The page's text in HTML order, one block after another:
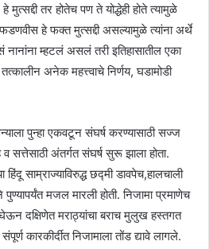
तर होतेच पण ते योद्धेही होते त्यामुळे
हे फक्त मुत्सद्दी असल्यामुळे त्यांना अर्थे
म्हटलं असलं तरी इतिहासातील एका
तत्कालीन अनेक महत्त्वाचे निर्णय, घडामोडी
पुन्हा एकवटून संघर्ष करण्यासाठी सज्ज
सत्तेसाठी अंतर्गत संघर्ष सुरू झाला होता.
साम्राज्याविरुद्ध छद्मी डावपेच,हालचाली
मजल मारली होती. निजामा प्रमाणेच
दक्षिणेत मराठ्यांचा बराच मुलुख हस्तगत
कारकीर्दीत निजामाला तोंड द्यावे लागले.